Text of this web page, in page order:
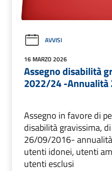
AVVISI
16 MARZO 2026
Assegno disabilità
2022/24 -Annualità
Assegno in favore di
disabilità gravissima,
26/09/2016-
utenti idonei, utenti
utenti esclusi